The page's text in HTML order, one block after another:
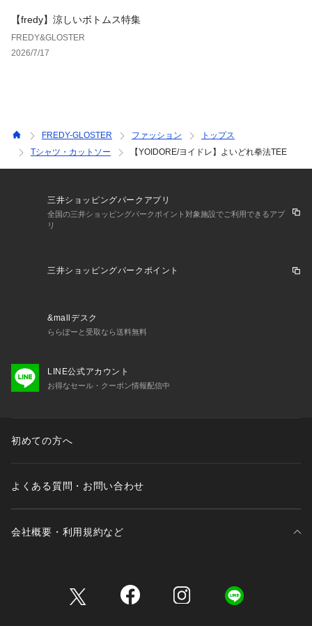
バックプリントで遊びをプラス。
#グラフィックT #バックプリント #ストリートコーデ #ユニセ
酔いどれ( 酔っ払い) に届ける、酔いどれ( 酔っ払い) の為のブ
開。気鋭のアーティストや酒造メーカー、人気ショップとのコ
老若男女お酒好きな方、お酒のお供にいかがでしょうか。
※お取扱い上のご注意
※店頭及び屋外での撮影画像は、光の当たり具合で色味が違っ
おりますが、お客様がご利用のモニターの設定及び特性によ
り、実際の商品と比較し色味に若干の誤差が生じる場合があり
【fredy】涼しいボトムス特集
FREDY&GLOSTER
2026/7/17
FREDY-GLOSTER ファッション
トップス
Tシャツ・カットソー
【YOIDORE/ヨイドレ】よいどれ拳法TEE
三井ショッピングパークアプリ
全国の三井ショッピングパークポイント対象施設でご利用できるアプ
リ
三井ショッピングパークポイント
&mallデスク
ららぽーと受取なら送料無料
LINE公式アカウント
お得なセール・クーポン情報配信中
初めての方へ
よくある質問・お問い合わせ
会社概要・利用規約など